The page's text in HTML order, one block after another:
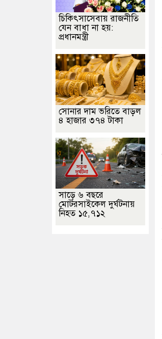
চিকিৎসাসেবায় রাজনীতি
যেন বাধা না হয়:
প্রধানমন্ত্রী
সোনার দাম ভরিতে বাড়ল
৪ হাজার ৩৭৪ টাকা
সাড়ে ৬ বছরে
মোটরসাইকেল দুর্ঘটনায়
নিহত ১৫,৭১২